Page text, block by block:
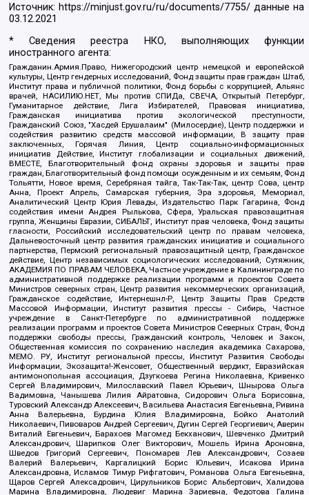
Источник: https://minjust.gov.ru/ru/documents/7755/ данные на
03.12.2021
* Сведения реестра НКО, выполняющих функции
иностранного агента:
Гражданин.Армия.Право, Нижегородский центр немецкой и европейской
культуры, Центр гендерных исследований, Фонд защиты прав граждан Штаб,
Институт права и публичной политики, Фонд борьбы с коррупцией, Альянс
врачей, НАСИЛИЮ.НЕТ, Мы против СПИДа, СВЕЧА, Открытый Петербург,
Гуманитарное действие, Лига Избирателей, Правовая инициатива,
Гражданская инициатива против экологической преступности,
Гражданский Союз, "Хасдей Ерушалаим" (Милосердие), Центр поддержки и
содействия развитию средств массовой информации, В защиту прав
заключенных, Горячая Линия, Центр социально-информационных
инициатив Действие, Институт глобализации и социальных движений,
ВМЕСТЕ, Благотворительный фонд охраны здоровья и защиты прав
граждан, Благотворительный фонд помощи осужденным и их семьям, Фонд
Тольятти, Новое время, Серебряная тайга, Так-Так-Так, центр Сова, центр
Анна, Проект Апрель, Самарская губерния, Эра здоровья, Мемориал,
Аналитический Центр Юрия Левады, Издательство Парк Гагарина, Фонд
содействия имени Андрея Рылькова, Сфера, Уральская правозащитная
группа, Женщины Евразии, СИБАЛЬТ, Институт прав человека, Фонд защиты
гласности, Российский исследовательский центр по правам человека,
Дальневосточный центр развития гражданских инициатив и социального
партнерства, Пермский региональный правозащитный центр, Гражданское
действие, Центр независимых социологических исследований, Сутяжник,
АКАДЕМИЯ ПО ПРАВАМ ЧЕЛОВЕКА, Частное учреждение в Калининграде по
административной поддержке реализации программ и проектов Совета
Министров северных стран, Центр развития некоммерческих организаций,
Гражданское содействие, Интернешнл-Р, Центр Защиты Прав Средств
Массовой Информации, Институт развития прессы - Сибирь, Частное
учреждение в Санкт-Петербурге по административной поддержке
реализации программ и проектов Совета Министров Северных Стран, Фонд
поддержки свободы прессы, Гражданский контроль, Человек и Закон,
Общественная комиссия по сохранению наследия академика Сахарова,
МЕМО. РУ, Институт региональной прессы, Институт Развития Свободы
Информации, Экозащита!-Женсовет, Общественный вердикт, Евразийская
антимонопольная ассоциация, Дзугкоева Регина Николаевна, Кривенко
Сергей Владимирович, Милославский Павел Юрьевич, Шнырова Ольга
Вадимовна, Чанышева Лилия Айратовна, Сидорович Ольга Борисовна,
Туровский Александр Алексеевич, Васильева Анастасия Евгеньевна, Ривина
Анна Валерьевна, Бурдина Юлия Владимировна, Бойко Анатолий
Николаевич, Пивоваров Андрей Сергеевич, Дугин Сергей Георгиевич, Аверин
Виталий Евгеньевич, Барахоев Магомед Бекханович, Шевченко Дмитрий
Александрович, Шарипков Олег Викторович, Мошель Ирина Ароновна,
Шведов Григорий Сергеевич, Пономарев Лев Александрович, Созаев
Валерий Валерьевич, Каргалицкий Борис Юльевич, Исакова Ирина
Александровна, Исламов Тимур Рифгатович, Романова Ольга Евгеньевна,
Щаров Сергей Алексадрович, Цирульников Борис Альбертович, Халидова
Марина Владимировна, Людевиг Марина Зариевна, Федотова Галина